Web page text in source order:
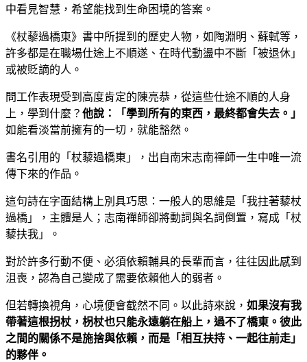
中看見智慧，希望能找到生命困境的答案。
《杖藜過橋東》書中所提到的歷史人物，如陶淵明、蘇軾等，
許多都是在職場仕途上不順遂、在時代動盪中不斷「被退休」
或被貶謫的人。
問工作表現受到高度肯定的陳亮恭，從這些仕途不順的人身
上，學到什麼？ 他說：「學到所有的東西，最終都會失去。」
如能看淡當前擁有的一切，就能豁然。
書名引用的「杖藜過橋東」，出自南宋志南禪師一生中唯一流
傳下來的作品。
這句詩在字面結構上別具巧思：一般人的思維是「我拄著藜杖
過橋」，主體是人；志南禪師卻將動詞與名詞倒置，寫成「杖
藜扶我」。
對於許多行動不便、必須依賴輔具的長輩而言，往往因此感到
沮喪，認為自己變成了需要依賴他人的弱者。
但若轉換視角，心境便會截然不同。以此詩來說， 如果沒有我
帶著這根拐杖，枴杖也只能永遠躺在船上，過不了橋東。彼此
之間的關係不是施捨與依賴，而是「相互扶持、一起往前走」
的夥伴。